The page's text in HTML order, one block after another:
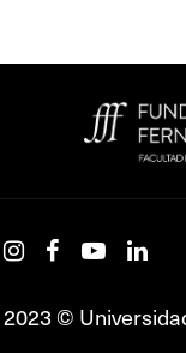
2023 ©